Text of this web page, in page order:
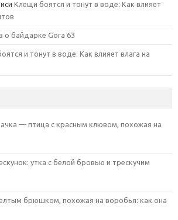
Клещи боятся и тонут в воде: Как влияет
о байдарке Gora 63
и тонут в воде: Как влияет влага на
— птица с красным клювом, похожая на
утка с белой бровью и трескучим
брюшком, похожая на воробья: как она